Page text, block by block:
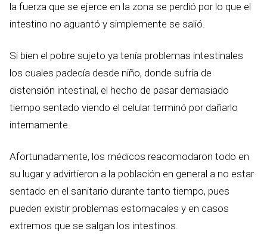
la fuerza que se ejerce en la zona se perdió por lo que el
intestino no aguantó y simplemente se salió.
Si bien el pobre sujeto ya tenía problemas intestinales
los cuales padecía desde niño, donde sufría de
distensión intestinal, el hecho de pasar demasiado
tiempo sentado viendo el celular terminó por dañarlo
internamente.
Afortunadamente, los médicos reacomodaron todo en
su lugar y advirtieron a la población en general a no estar
sentado en el sanitario durante tanto tiempo, pues
pueden existir problemas estomacales y en casos
extremos que se salgan los intestinos.